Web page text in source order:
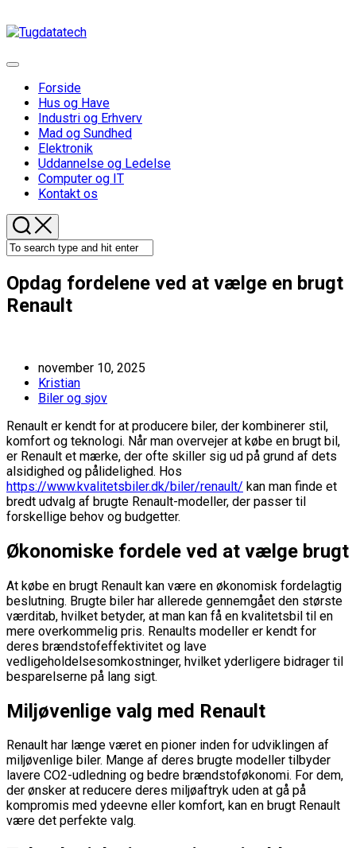
to
Expand
Forside
Hus og Have
Industri og Erhverv
Mad og Sundhed
Elektronik
Uddannelse og Ledelse
Computer og IT
Kontakt os
Opdag fordelene ved at vælge en brugt
Renault
november 10, 2025
Kristian
Biler og sjov
Renault er kendt for at producere biler, der kombinerer stil,
komfort og teknologi. Når man overvejer at købe en brugt bil,
er Renault et mærke, der ofte skiller sig ud på grund af dets
alsidighed og pålidelighed. Hos
https://www.kvalitetsbiler.dk/biler/renault/ kan man finde et
bredt udvalg af brugte Renault-modeller, der passer til
forskellige behov og budgetter.
Økonomiske fordele ved at vælge brugt
At købe en brugt Renault kan være en økonomisk fordelagtig
beslutning. Brugte biler har allerede gennemgået den største
værditab, hvilket betyder, at man kan få en kvalitetsbil til en
mere overkommelig pris. Renaults modeller er kendt for
deres brændstofeffektivitet og lave
vedligeholdelsesomkostninger, hvilket yderligere bidrager til
besparelserne på lang sigt.
Miljøvenlige valg med Renault
Renault har længe været en pioner inden for udviklingen af
miljøvenlige biler. Mange af deres brugte modeller tilbyder
lavere CO2-udledning og bedre brændstoføkonomi. For dem,
der ønsker at reducere deres miljøaftryk uden at gå på
kompromis med ydeevne eller komfort, kan en brugt Renault
være det perfekte valg.